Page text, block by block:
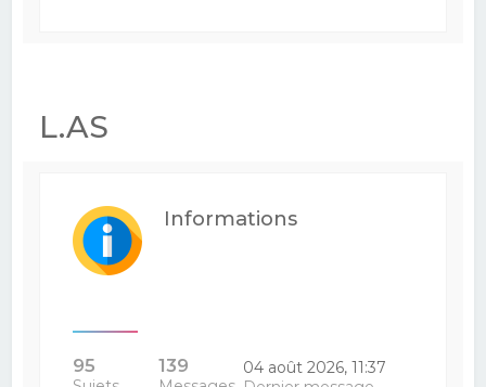
L.AS
Informations
95 139
04 août 2026, 11:37